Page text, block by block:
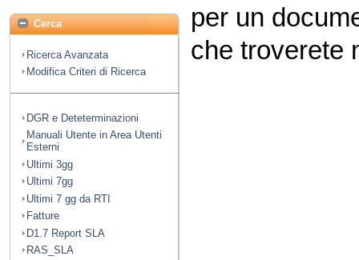
Cerca
Ricerca Avanzata
Modifica Criteri di Ricerca
DGR e Deteterminazioni
Manuali Utente in Area Utenti
Esterni
Ultimi 3gg
Ultimi 7gg
Ultimi 7 gg da RTI
Fatture
D1.7 Report SLA
RAS_SLA
per un
che troverete